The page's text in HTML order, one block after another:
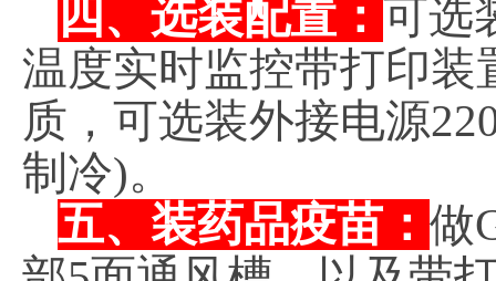
四、选装配置： 可选
温度实时监控带打印
质，可选装外接电源
制冷)。
五、装药品疫苗： 做